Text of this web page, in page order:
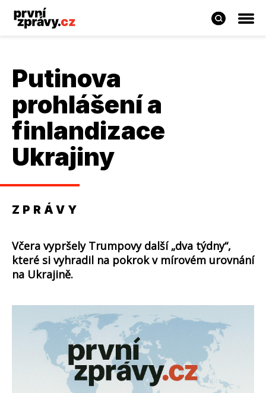
Putinova
prohlášení a
finlandizace
Ukrajiny
ZPRÁVY
Včera vypršely Trumpovy další „dva týdny“,
které si vyhradil na pokrok v mírovém urovnání
na Ukrajině.